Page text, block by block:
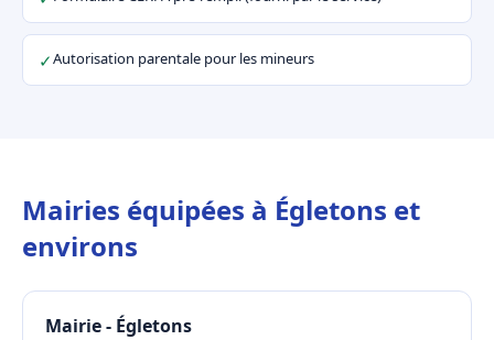
✓Autorisation parentale pour les mineurs
Mairies équipées à Égletons et
environs
Mairie - Égletons